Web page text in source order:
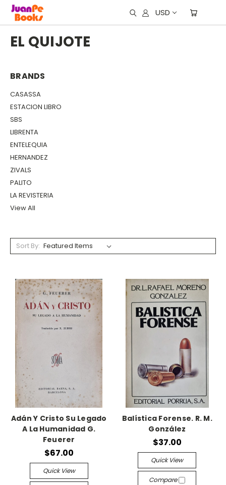
USD
EL QUIJOTE
BRANDS
CASASSA
ESTACION LIBRO
SBS
LIBRENTA
ENTELEQUIA
HERNANDEZ
ZIVALS
PALITO
LA REVISTERIA
View All
Sort By:
Adán Y Cristo Su Legado
A La Humanidad G.
Feuerer
$67.00
Quick View
Balística Forense. R. M.
González
$37.00
Quick View
Compare